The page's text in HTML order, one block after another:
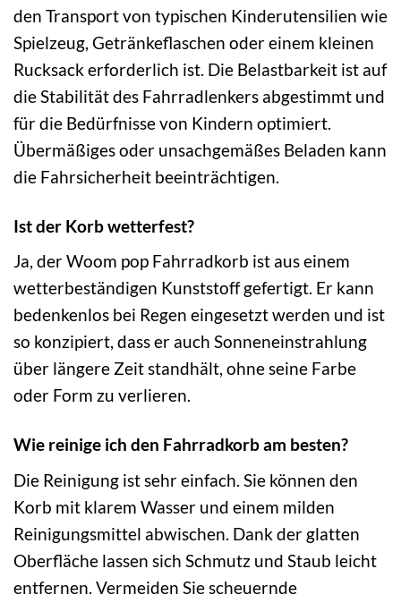
den Transport von typischen Kinderutensilien wie
Spielzeug, Getränkeflaschen oder einem kleinen
Rucksack erforderlich ist. Die Belastbarkeit ist auf
die Stabilität des Fahrradlenkers abgestimmt und
für die Bedürfnisse von Kindern optimiert.
Übermäßiges oder unsachgemäßes Beladen kann
die Fahrsicherheit beeinträchtigen.
Ist der Korb wetterfest?
Ja, der Woom pop Fahrradkorb ist aus einem
wetterbeständigen Kunststoff gefertigt. Er kann
bedenkenlos bei Regen eingesetzt werden und ist
so konzipiert, dass er auch Sonneneinstrahlung
über längere Zeit standhält, ohne seine Farbe
oder Form zu verlieren.
Wie reinige ich den Fahrradkorb am besten?
Die Reinigung ist sehr einfach. Sie können den
Korb mit klarem Wasser und einem milden
Reinigungsmittel abwischen. Dank der glatten
Oberfläche lassen sich Schmutz und Staub leicht
entfernen. Vermeiden Sie scheuernde